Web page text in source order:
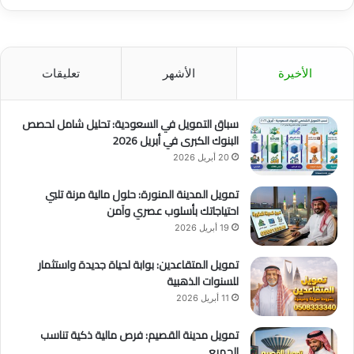
الأخيرة الأشهر تعليقات
سباق التمويل في السعودية: تحليل شامل لحصص
البنوك الكبرى في أبريل 2026
20 أبريل 2026
تمويل المدينة المنورة: حلول مالية مرنة تلبي
احتياجاتك بأسلوب عصري وآمن
19 أبريل 2026
تمويل المتقاعدين: بوابة لحياة جديدة واستثمار
للسنوات الذهبية
11 أبريل 2026
تمويل مدينة القصيم: فرص مالية ذكية تناسب